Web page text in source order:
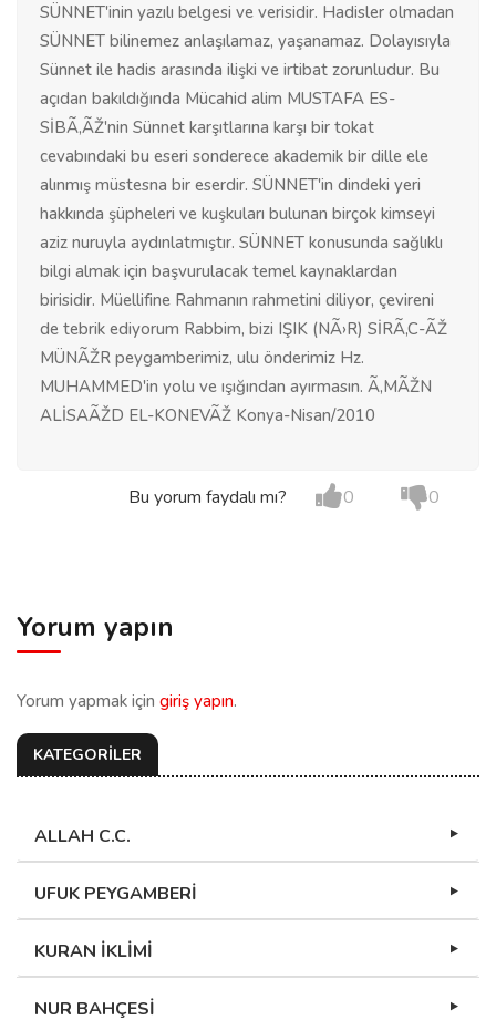
SÜNNET'inin yazılı belgesi ve verisidir. Hadisler olmadan
SÜNNET bilinemez anlaşılamaz, yaşanamaz. Dolayısıyla
Sünnet ile hadis arasında ilişki ve irtibat zorunludur. Bu
açıdan bakıldığında Mücahid alim MUSTAFA ES-
SİBÃ‚ÃŽ'nin Sünnet karşıtlarına karşı bir tokat
cevabındaki bu eseri sonderece akademik bir dille ele
alınmış müstesna bir eserdir. SÜNNET'in dindeki yeri
hakkında şüpheleri ve kuşkuları bulunan birçok kimseyi
aziz nuruyla aydınlatmıştır. SÜNNET konusunda sağlıklı
bilgi almak için başvurulacak temel kaynaklardan
birisidir. Müellifine Rahmanın rahmetini diliyor, çevireni
de tebrik ediyorum Rabbim, bizi IŞIK (NÃ›R) SİRÃ‚C-ÃŽ
MÜNÃŽR peygamberimiz, ulu önderimiz Hz.
MUHAMMED'in yolu ve ışığından ayırmasın. Ã‚MÃŽN
ALİSAÃŽD EL-KONEVÃŽ Konya-Nisan/2010
Bu yorum faydalı mı? 0 0
Yorum yapın
Yorum yapmak için giriş yapın.
KATEGORİLER
ALLAH C.C.
UFUK PEYGAMBERİ
KURAN İKLİMİ
NUR BAHÇESİ